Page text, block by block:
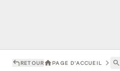
RETOUR PAGE D'ACCUEIL